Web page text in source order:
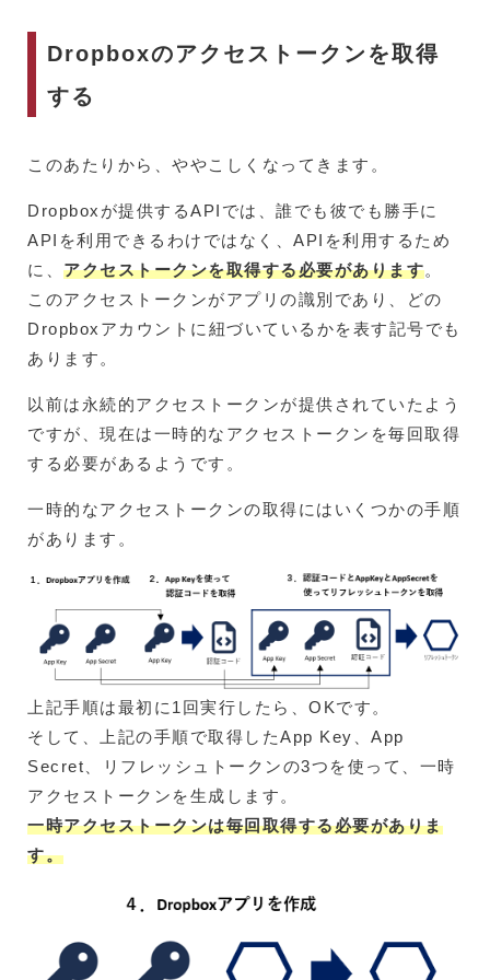
Dropboxのアクセストークンを取得
する
このあたりから、ややこしくなってきます。
Dropboxが提供するAPIでは、誰でも彼でも勝手に
APIを利用できるわけではなく、APIを利用するため
に、 アクセストークンを取得する必要があります。
このアクセストークンがアプリの識別であり、どの
Dropboxアカウントに紐づいているかを表す記号でも
あります。
以前は永続的アクセストークンが提供されていたよう
ですが、現在は一時的なアクセストークンを毎回取得
する必要があるようです。
一時的なアクセストークンの取得にはいくつかの手順
があります。
上記手順は最初に1回実行したら、OKです。
そして、上記の手順で取得したApp Key、App
Secret、リフレッシュトークンの3つを使って、一時
アクセストークンを生成します。
一時アクセストークンは毎回取得する必要がありま
す。